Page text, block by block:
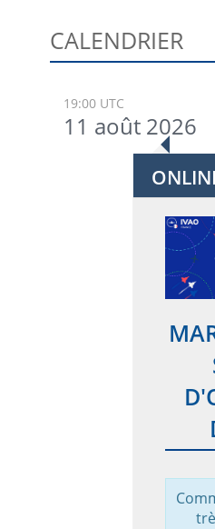
CALENDRIER
19:00 UTC
11 août 2026